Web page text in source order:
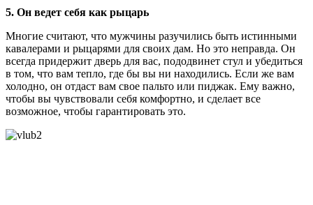
5. Он ведет себя как рыцарь
Многие считают, что мужчины разучились быть истинными
кавалерами и рыцарями для своих дам. Но это неправда. Он
всегда придержит дверь для вас, пододвинет стул и убедиться
в том, что вам тепло, где бы вы ни находились. Если же вам
холодно, он отдаст вам свое пальто или пиджак. Ему важно,
чтобы вы чувствовали себя комфортно, и сделает все
возможное, чтобы гарантировать это.